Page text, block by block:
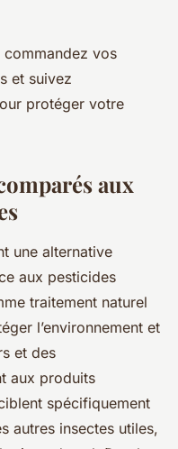
vos
et suivez
protéger votre
aux
une alternative
aux pesticides
traitement naturel
l’environnement et
et des
aux produits
spécifiquement
autres insectes utiles,